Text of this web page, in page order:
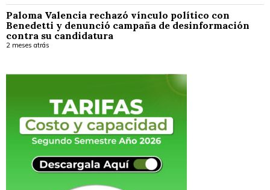
Paloma Valencia rechazó vínculo político con
Benedetti y denunció campaña de desinformación
contra su candidatura
2 meses atrás